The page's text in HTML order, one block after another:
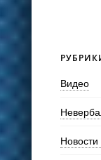
Видео
Новости